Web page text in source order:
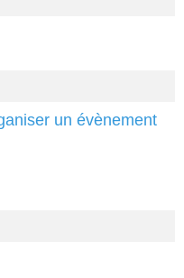
un évènement